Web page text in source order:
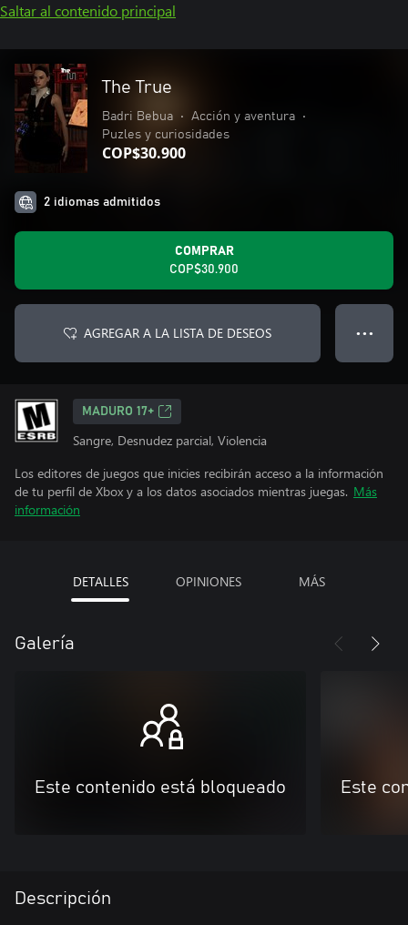
Saltar al contenido principal
The True
Badri Bebua • Acción y aventura
•
Puzles y curiosidades
COP$30.900
2 idiomas admitidos
COMPRAR
COP$30.900
AGREGAR A LA LISTA DE DESEOS ● ● ●
MADURO 17+
Sangre, Desnudez parcial, Violencia
Los editores de juegos que inicies recibirán acceso a la información
de tu perfil de Xbox y a los datos asociados mientras juegas. Más
información
DETALLES OPINIONES MÁS
Galería
Este contenido está bloqueado Este
Descripción